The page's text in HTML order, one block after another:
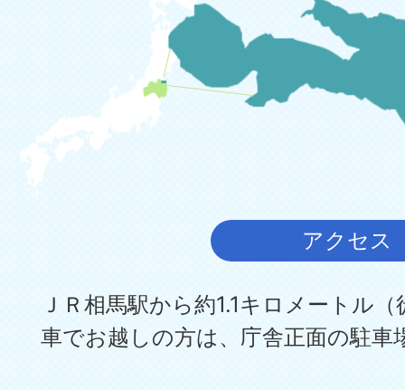
アクセス
ＪＲ相馬駅から約1.1キロメートル
車でお越しの方は、庁舎正面の駐車